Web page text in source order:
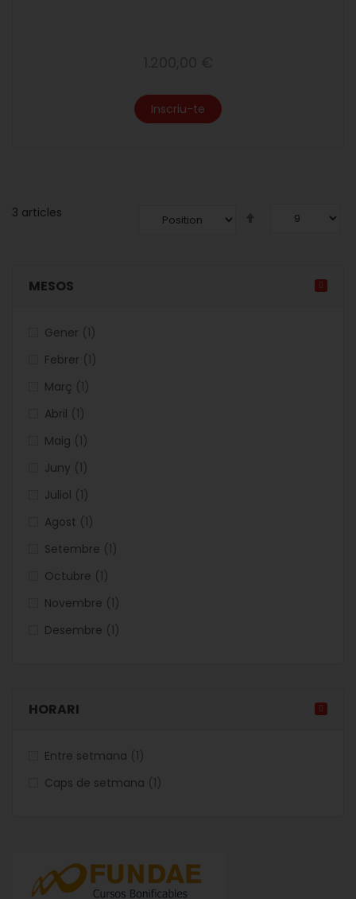
Inscriu-te
3 articles
MESOS
Gener 1articles
Febrer
1articles
Març
1articles
Abril
1articles
Maig
1articles
Juny
1articles
Juliol
1articles
Agost
1articles
Setembre
1articles
Octubre
1articles
Novembre
1articles
Desembre
1articles
HORARI
Entre setmana 1articles
Caps de setmana
1articles